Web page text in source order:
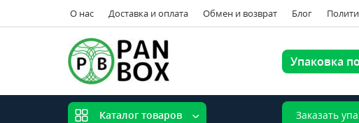
О нас Доставка и оплата Обмен и возврат Блог
Упаковка
Каталог товаров Заказать